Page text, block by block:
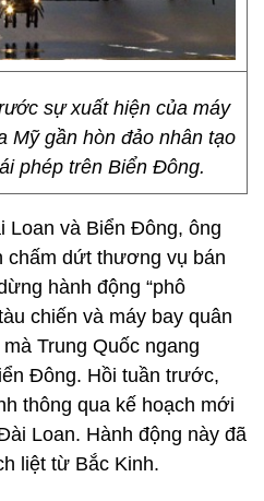
sự xuất hiện của máy
Mỹ gần hòn đảo nhân tạo
phép trên Biển Đông.
Loan và Biển Đông, ông
chấm dứt thương vụ bán
hành động “phô
chiến và máy bay quân
Trung Quốc ngang
Đông. Hồi tuần trước,
thông qua kế hoạch mới
Loan. Hành động này đã
liệt từ Bắc Kinh.